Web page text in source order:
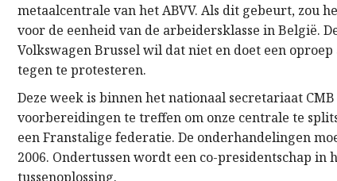
metaalcentrale van het ABVV. Als dit gebeurt, zou
voor de eenheid van de arbeidersklasse in België.
Volkswagen Brussel wil dat niet en doet een
tegen te protesteren.
Deze week is binnen het nationaal secretariaat
voorbereidingen te treffen om onze centrale te
een Franstalige federatie. De onderhandelingen
2006. Ondertussen wordt een co-presidentschap in
tussenoplossing.